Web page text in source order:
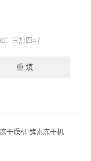
：三加四=7
干燥机 酵素冻干机